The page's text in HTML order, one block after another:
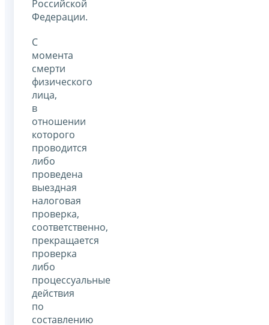
Российской
Федерации.
С
момента
смерти
физического
лица,
в
отношении
которого
проводится
либо
проведена
выездная
налоговая
проверка,
соответственно,
прекращается
проверка
либо
процессуальные
действия
по
составлению